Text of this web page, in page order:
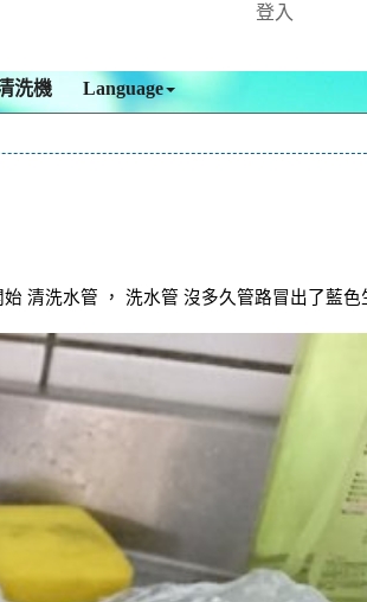
登入
洗機 Language
清洗水管 ， 洗水管 沒多久管路冒出了藍色